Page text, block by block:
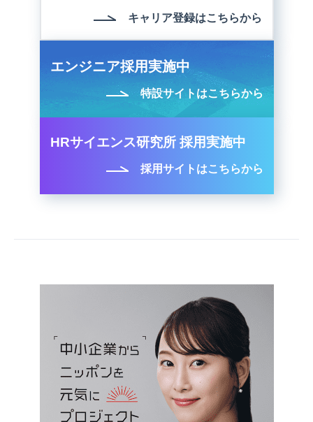
キャリア登録はこちらから
エンジニア採用実施中
特設サイトはこちらから
HRサイエンス研究所 採用実施中
採用サイトはこちらから